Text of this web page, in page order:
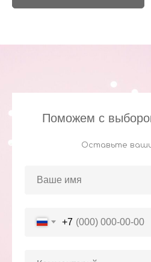
Поможем с
Оставьте
+7